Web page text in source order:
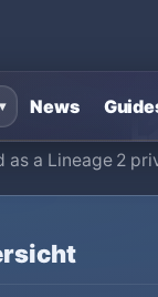
▾ News
Startseite ›
as a Lineage 2